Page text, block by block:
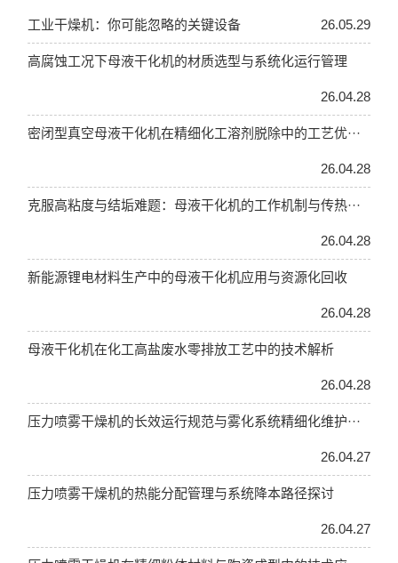
工业干燥机：你可能忽略的关键设备 26.05.29
高腐蚀工况下母液干化机的材质选型与系统化运行管理
26.04.28
密闭型真空母液干化机在精细化工溶剂脱除中的工艺优···
26.04.28
克服高粘度与结垢难题：母液干化机的工作机制与传热···
26.04.28
新能源锂电材料生产中的母液干化机应用与资源化回收
26.04.28
母液干化机在化工高盐废水零排放工艺中的技术解析
26.04.28
压力喷雾干燥机的长效运行规范与雾化系统精细化维护···
26.04.27
压力喷雾干燥机的热能分配管理与系统降本路径探讨
26.04.27